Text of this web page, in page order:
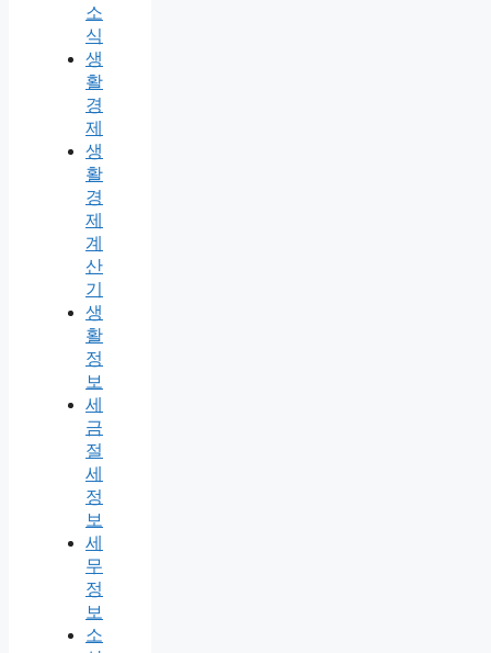
소
식
생
활
경
제
생
활
경
제
계
산
기
생
활
정
보
세
금
절
세
정
보
세
무
정
보
소